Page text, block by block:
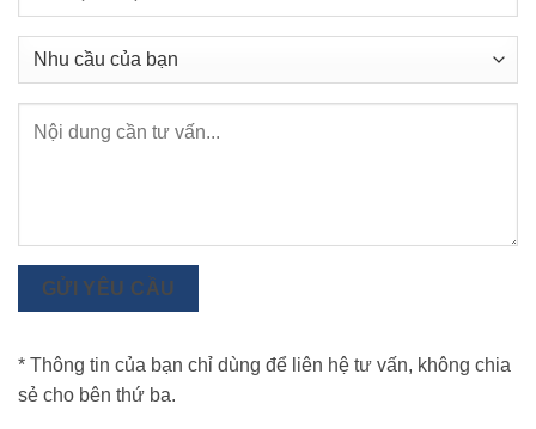
GỬI YÊU CẦU
* Thông tin của bạn chỉ dùng để liên hệ tư vấn, không chia
sẻ cho bên thứ ba.